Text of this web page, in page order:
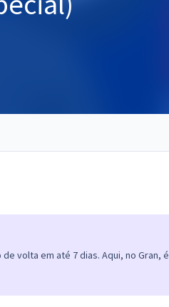
volta em até 7 dias. Aqui, no Gran, é